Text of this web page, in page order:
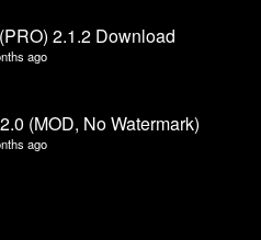
2.1.2 Download
ago
(MOD, No Watermark)
ago